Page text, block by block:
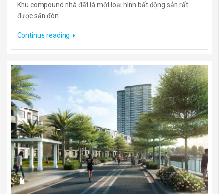
Khu compound nhà đất là một loại hình bất động sản rất
được săn đón...
Continue reading